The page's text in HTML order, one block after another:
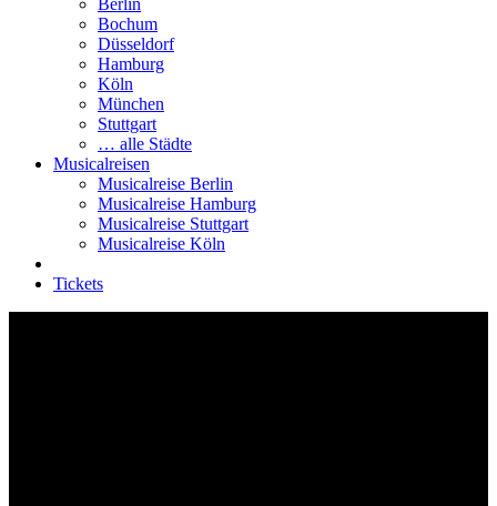
Berlin
Bochum
Düsseldorf
Hamburg
Köln
München
Stuttgart
… alle Städte
Musicalreisen
Musicalreise Berlin
Musicalreise Hamburg
Musicalreise Stuttgart
Musicalreise Köln
Tickets